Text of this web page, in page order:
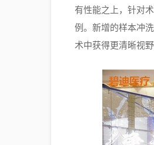
有性能之上，针对
例。新增的样本冲
术中获得更清晰视